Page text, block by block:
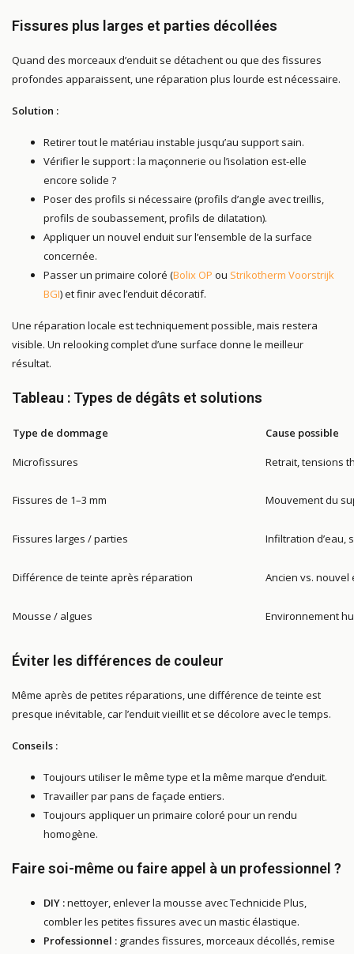
Fissures plus larges et parties décollées
Quand des morceaux d’enduit se détachent ou que des fissures
profondes apparaissent, une réparation plus lourde est nécessaire.
Solution :
Retirer tout le matériau instable jusqu’au support sain.
Vérifier le support : la maçonnerie ou l’isolation est-elle
encore solide ?
Poser des profils si nécessaire (profils d’angle avec treillis,
profils de soubassement, profils de dilatation).
Appliquer un nouvel enduit sur l’ensemble de la surface
concernée.
Passer un primaire coloré (Bolix OP ou Strikotherm Voorstrijk
BGI) et finir avec l’enduit décoratif.
Une réparation locale est techniquement possible, mais restera
visible. Un relooking complet d’une surface donne le meilleur
résultat.
Tableau : Types de dégâts et solutions
Type de dommage Cause possible
Microfissures Retrait, tensions
Fissures de 1–3 mm Mouvement du
Fissures larges / parties Infiltration d’eau,
Différence de teinte après réparation Ancien vs. nouvel
Mousse / algues Environnement
Éviter les différences de couleur
Même après de petites réparations, une différence de teinte est
presque inévitable, car l’enduit vieillit et se décolore avec le temps.
Conseils :
Toujours utiliser le même type et la même marque d’enduit.
Travailler par pans de façade entiers.
Toujours appliquer un primaire coloré pour un rendu
homogène.
Faire soi-même ou faire appel à un professionnel ?
DIY :nettoyer, enlever la mousse avec Technicide Plus,
combler les petites fissures avec un mastic élastique.
Professionnel : grandes fissures, morceaux décollés, remise